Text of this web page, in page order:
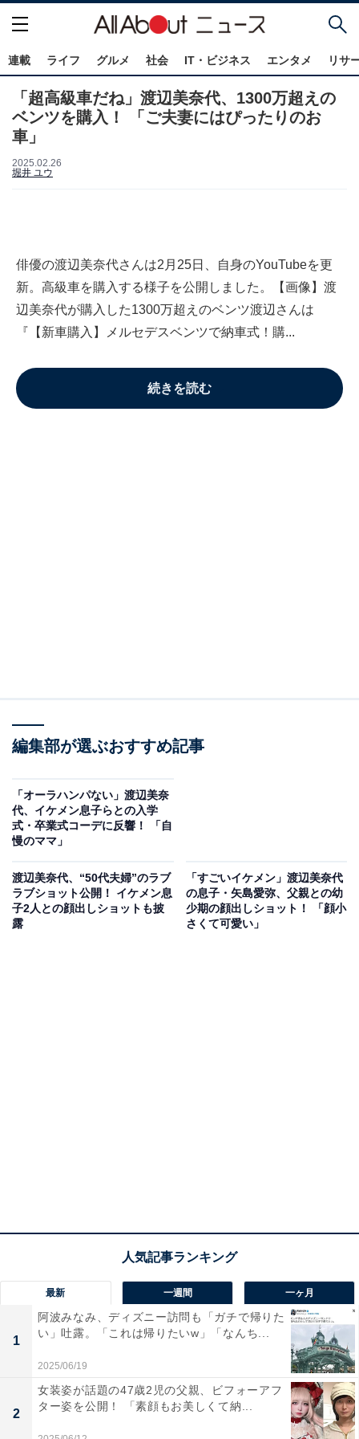
連載 ライフ グルメ 社会 IT・ビジネス エンタメ リサ
「超高級車だね」渡辺美奈代、1300万超えの
ベンツを購入！ 「ご夫妻にはぴったりのお
車」
2025.02.26
堀井 ユウ
俳優の渡辺美奈代さんは2月25日、自身のYouTubeを更
新。高級車を購入する様子を公開しました。【画像】渡
辺美奈代が購入した1300万超えのベンツ渡辺さんは
『【新車購入】メルセデスベンツで納車式！購...
続きを読む
編集部が選ぶおすすめ記事
「オーラハンパない」渡辺美奈
代、イケメン息子らとの入学
式・卒業式コーデに反響！ 「自
慢のママ」
渡辺美奈代、“50代夫婦”のラブ
ラブショット公開！ イケメン息
子2人との顔出しショットも披
露
「すごいイケメン」渡辺美奈代
の息子・矢島愛弥、父親との幼
少期の顔出しショット！ 「顔小
さくて可愛い」
最新 一週間 一ヶ月
1
阿波みなみ、ディズニー訪問も「ガチで帰りた
い」吐露。「これは帰りたいw」「なんち...
2025/06/19
2
女装姿が話題の47歳2児の父親、ビフォーアフ
ター姿を公開！ 「素顔もお美しくて納...